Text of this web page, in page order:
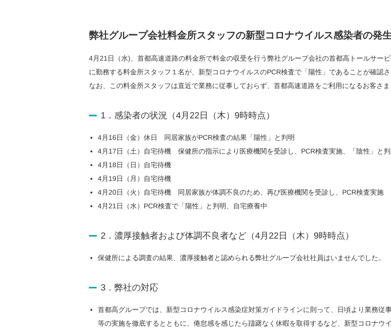
弊社グループ会社料金所スタッフの新型コロナウイルス感染者の発
4月21日（水)、首都高速道路の料金所で料金の収受を行う弊社グループ会社の首都高トールサー
に勤務する料金所スタッフ１名が、新型コロナウイルスのPCR検査で「陽性」であることが確認さ
なお、この料金所スタッフは直近で業務に従事しておらず、首都高速道路をご利用になるお客さま
1．感染者の状況（4月22日（木）9時時点）
4月16日（金）休日 同居家族がPCR検査の結果「陽性」と判明
4月17日（土）自宅待機 保健所の指示により医療機関を受診し、PCR検査実施、「陰性」と判
4月18日（日）自宅待機
4月19日（月）自宅待機
4月20日（火）自宅待機 同居家族が体調不良のため、再び医療機関を受診し、PCR検査実施
4月21日（水）PCR検査で「陽性」と判明、自宅療養中
2．濃厚接触者および体調不良者など（4月22日（木）9時時点）
保健所による調査の結果、濃厚接触者と認められる弊社グループ会社社員はいませんでした。
3．弊社の対応
首都高グループでは、新型コロナウイルス感染症対策ガイドラインに則って、日頃より業務従
等の実施を徹底するとともに、倦怠感を感じたら躊躇なく休暇を取得するなど、新型コロナウ